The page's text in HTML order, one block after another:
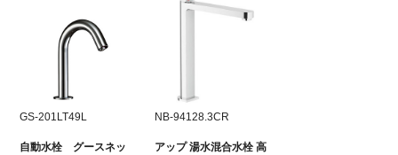
GS-201LT49L
自動水栓 グースネッ
NB-94128.3CR
アップ 湯水混合水栓 高